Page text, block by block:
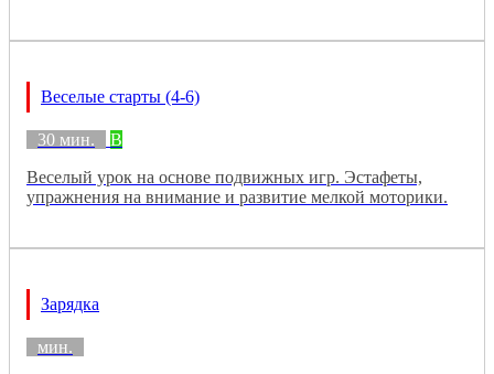
Веселые старты (4-6)
30 мин.
B
Веселый урок на основе подвижных игр. Эстафеты,
упражнения на внимание и развитие мелкой моторики.
Зарядка
мин.